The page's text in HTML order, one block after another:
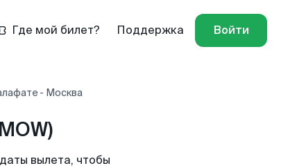
Где мой билет? Поддержка Войти
- Москва
вылета, чтобы